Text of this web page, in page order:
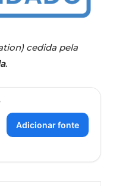
cedida pela
.
Adicionar fonte